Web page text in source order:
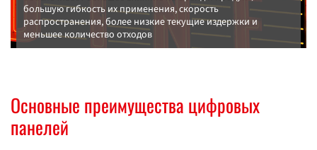
большую гибкость их применения, скорость
распространения, более низкие текущие издержки и
меньшее количество отходов
Основные преимущества цифровых
панелей